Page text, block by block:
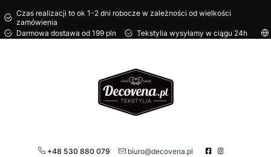
Czas realizacji to ok 1-2 dni robocze w zależności od wielkości
zamówienia
Darmowa dostawa od 199 pln
Tekstylia wysyłamy w ciągu 24h
+48 530 880 079 biuro@decovena.pl